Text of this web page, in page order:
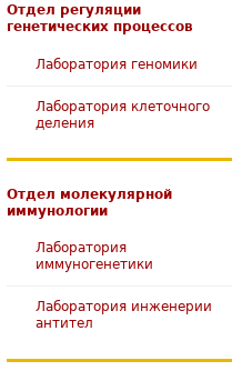
Отдел регуляции
генетических процессов
Лаборатория геномики
Лаборатория клеточного
деления
Отдел молекулярной
иммунологии
Лаборатория
иммуногенетики
Лаборатория инженерии
антител